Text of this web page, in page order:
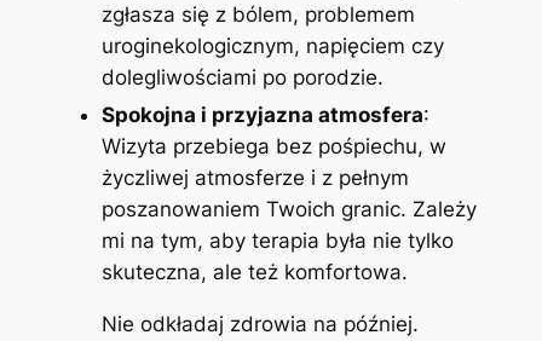
zgłasza się z bólem, problemem
uroginekologicznym, napięciem czy
dolegliwościami po porodzie.
Spokojna i przyjazna atmosfera:
Wizyta przebiega bez pośpiechu, w
życzliwej atmosferze i z pełnym
poszanowaniem Twoich granic. Zależy
mi na tym, aby terapia była nie tylko
skuteczna, ale też komfortowa.
Nie odkładaj zdrowia na później.